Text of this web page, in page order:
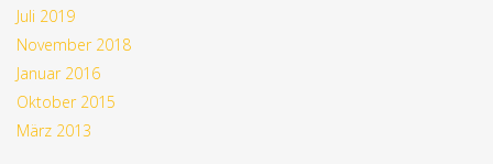
Juli 2019
November 2018
Januar 2016
Oktober 2015
März 2013